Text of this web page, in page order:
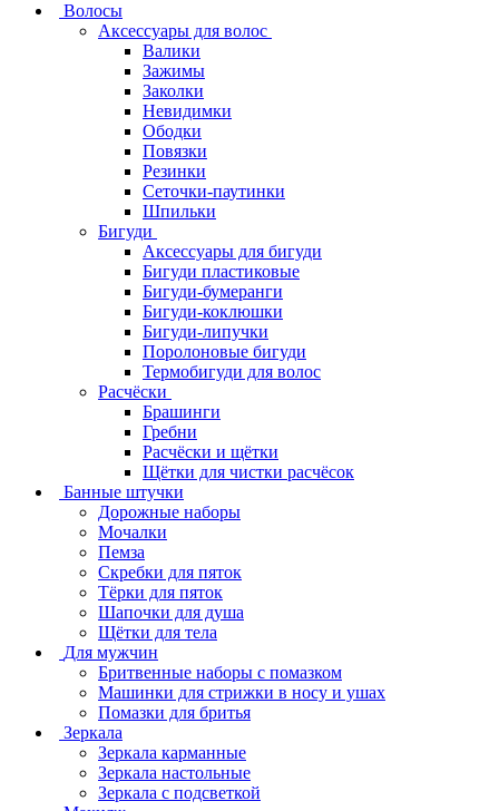
Волосы
Аксессуары для волос
Валики
Зажимы
Заколки
Невидимки
Ободки
Повязки
Резинки
Сеточки-паутинки
Шпильки
Бигуди
Аксессуары для бигуди
Бигуди пластиковые
Бигуди-бумеранги
Бигуди-коклюшки
Бигуди-липучки
Поролоновые бигуди
Термобигуди для волос
Расчёски
Брашинги
Гребни
Расчёски и щётки
Щётки для чистки расчёсок
Банные штучки
Дорожные наборы
Мочалки
Пемза
Скребки для пяток
Тёрки для пяток
Шапочки для душа
Щётки для тела
Для мужчин
Бритвенные наборы с помазком
Машинки для стрижки в носу и ушах
Помазки для бритья
Зеркала
Зеркала карманные
Зеркала настольные
Зеркала с подсветкой